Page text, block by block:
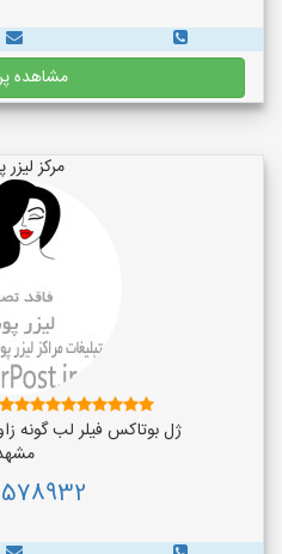
مشاهده
مرکز
ژل بوتاکس فیلر لب گونه